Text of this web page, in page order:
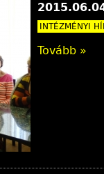
INTÉZMÉNYI
Tovább »